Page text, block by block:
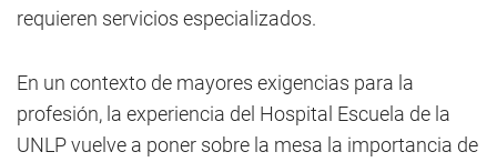
requieren servicios especializados.
En un contexto de mayores exigencias para la
profesión, la experiencia del Hospital Escuela de la
UNLP vuelve a poner sobre la mesa la importancia de